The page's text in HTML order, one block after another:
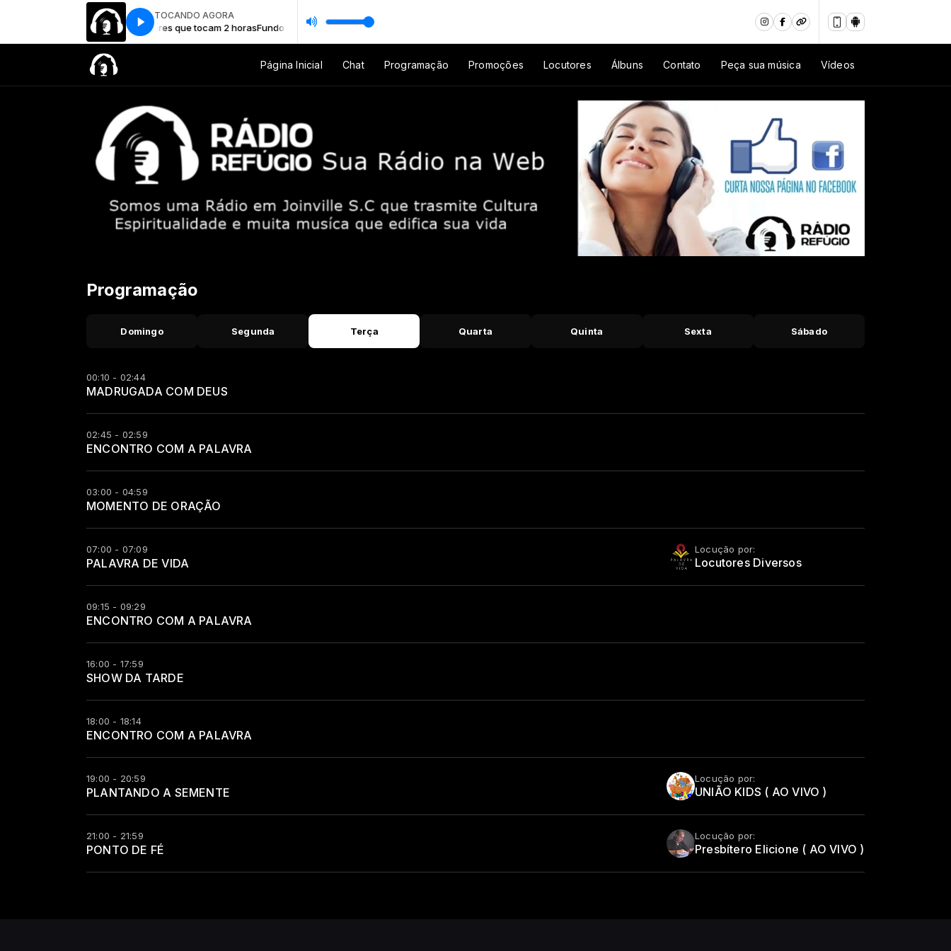
TOCANDO AGORA
Yeshua (Playlist) Louvores que tocam 2 horasFundo Musical Para Oração e Reflexão Yeshua (Playlist) Louvores que tocam 2 horas
Página Inicial Chat Programação Promoções Locutores Álbuns Contato Peça sua música Vídeos
Programação
Domingo Segunda Terça Quarta Quinta Sexta Sábado
00:10 - 02:44
MADRUGADA COM DEUS
02:45 - 02:59
ENCONTRO COM A PALAVRA
03:00 - 04:59
MOMENTO DE ORAÇÃO
07:00 - 07:09
PALAVRA DE VIDA
Locução por:
Locutores Diversos
09:15 - 09:29
ENCONTRO COM A PALAVRA
16:00 - 17:59
SHOW DA TARDE
18:00 - 18:14
ENCONTRO COM A PALAVRA
19:00 - 20:59
PLANTANDO A SEMENTE
Locução por:
UNIÃO KIDS ( AO VIVO )
21:00 - 21:59
PONTO DE FÉ
Locução por:
Presbítero Elicione ( AO VIVO )